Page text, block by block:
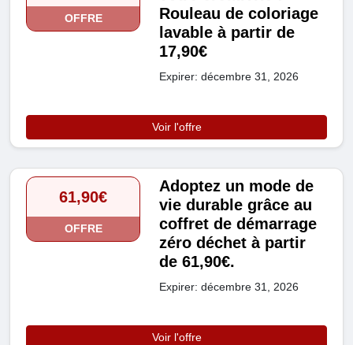
OFFRE
Rouleau de coloriage
lavable à partir de
17,90€
Expirer: décembre 31, 2026
Voir l'offre
61,90€
OFFRE
Adoptez un mode de
vie durable grâce au
coffret de démarrage
zéro déchet à partir
de 61,90€.
Expirer: décembre 31, 2026
Voir l'offre